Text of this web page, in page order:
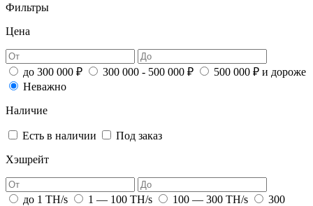
Фильтры
Цена
до 300 000 ₽ 300 000 - 500 000 ₽
500 000 ₽ и дороже
Неважно
Наличие
Есть в наличии
Под заказ
Хэшрейт
до 1 TH/s 1 — 100 TH/s 100 — 300 TH/s
300